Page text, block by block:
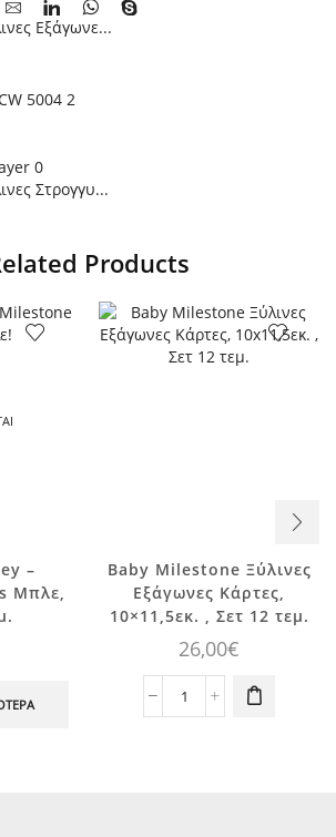
Εξάγωνε...
Στρογγυ...
Products
–
Μπλε,
Baby Milestone Ξύλινες
Εξάγωνες Κάρτες,
10×11,5εκ. , Σετ 12 τεμ.
26,00€
Baby